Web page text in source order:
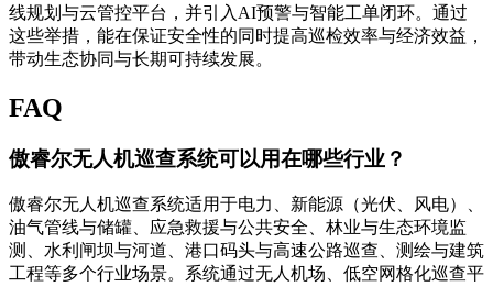
线规划与云管控平台，并引入AI预警与智能工单闭环。通过
这些举措，能在保证安全性的同时提高巡检效率与经济效益，
带动生态协同与长期可持续发展。
FAQ
傲睿尔无人机巡查系统可以用在哪些行业？
傲睿尔无人机巡查系统适用于电力、新能源（光伏、风电）、
油气管线与储罐、应急救援与公共安全、林业与生态环境监
测、水利闸坝与河道、港口码头与高速公路巡查、测绘与建筑
工程等多个行业场景。系统通过无人机场、低空网格化巡查平